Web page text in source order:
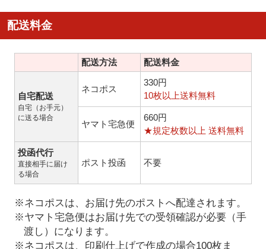
配送料金
配送方法 配送料金
自宅配送
自宅（お手元）
に送る場合
ネコポス
330円
10枚以上送料無料
ヤマト宅急便
660円
★規定枚数以上 送料無料
投函代行
直接相手に届け
る場合
ポスト投函 不要
※ネコポスは、お届け先のポストへ配達されます。
※ヤマト宅急便はお届け先での受領確認が必要（手
渡し）になります。
※ネコポスは、印刷仕上げで作成の場合100枚ま